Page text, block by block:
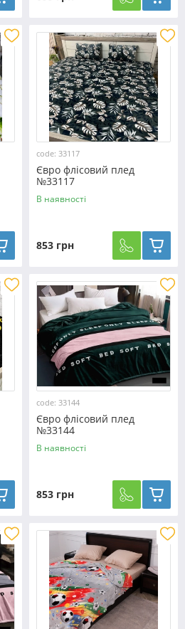
code: 33117
Євро флісовий плед
№33117
В наявності
853 грн
code: 33144
Євро флісовий плед
№33144
В наявності
853 грн